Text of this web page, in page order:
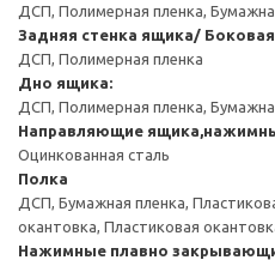
ДСП, Полимерная пленка,
Задняя стенка ящика/
ДСП, Полимерная пленка
Дно ящика:
ДСП, Полимерная пленка,
Направляющие
Оцинкованная сталь
Полка
ДСП, Бумажная пленка,
окантовка, Пластиковая
Нажимные плавно